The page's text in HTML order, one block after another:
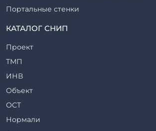
Портальные стенки
Прогоны железобетонные
Ригели железобетонные
Сваи железобетонные
Стеновые блоки
Стойки железобетонные
Столбы железобетонные
Закладные детали
КАТАЛОГ СНИП
Проект
ТМП
ИНВ
Объект
ОСТ
Нормали